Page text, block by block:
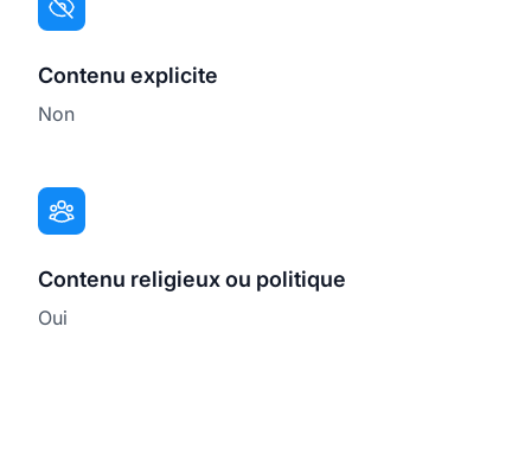
Contenu explicite
Non
Contenu religieux ou politique
Oui